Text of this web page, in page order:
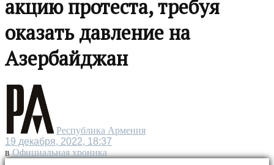
акцию протеста, требуя
оказать давление на
Азербайджан
Республика Армения
19 декабря, 2022, 18:37
в Официальная хроника